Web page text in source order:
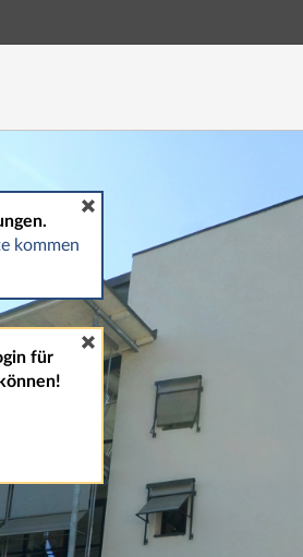
Hauptnavigation
kommen
für